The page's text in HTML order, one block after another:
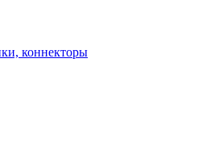
коннекторы